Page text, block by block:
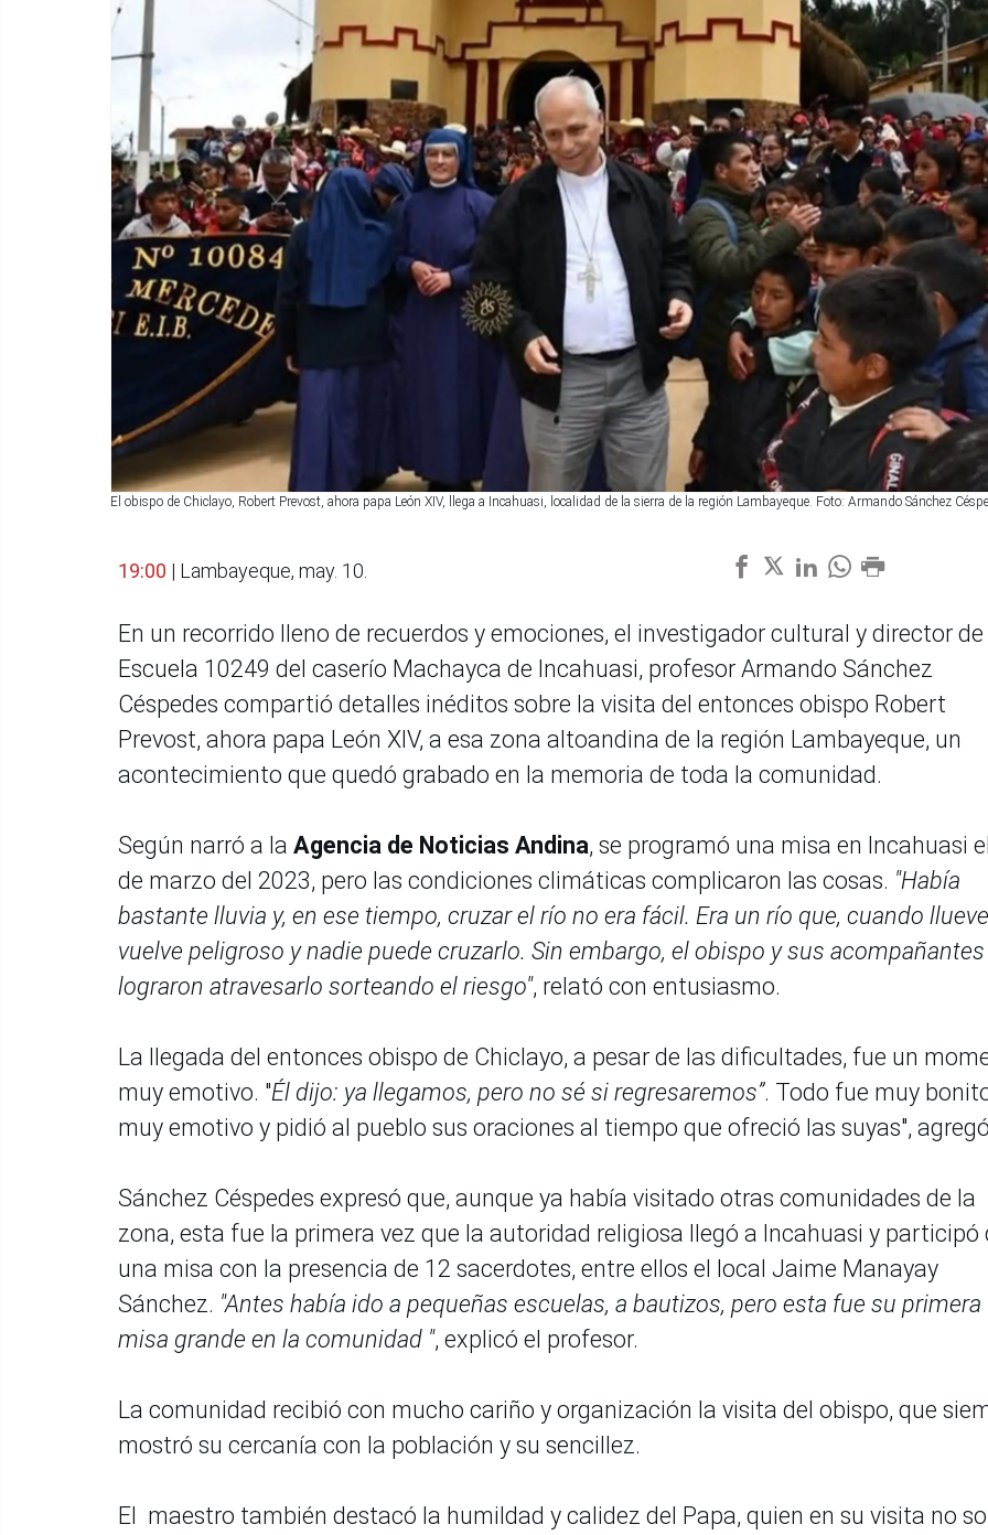
El obispo de Chiclayo, Robert Prevost, ahora papa León XIV, llega a Incahuasi, localidad de la sierra de la región Lambayeque. Foto: Armando Sánchez
19:00 | Lambayeque, may. 10.
En un recorrido lleno de recuerdos y emociones, el investigador cultural y director de
Escuela 10249 del caserío Machayca de Incahuasi, profesor Armando Sánchez
Céspedes compartió detalles inéditos sobre la visita del entonces obispo Robert
Prevost, ahora papa León XIV, a esa zona altoandina de la región Lambayeque, un
acontecimiento que quedó grabado en la memoria de toda la comunidad.
Según narró a la Agencia de Noticias Andina, se programó una misa en Incahuasi
de marzo del 2023, pero las condiciones climáticas complicaron las cosas. "Había
bastante lluvia y, en ese tiempo, cruzar el río no era fácil. Era un río que, cuando
vuelve peligroso y nadie puede cruzarlo. Sin embargo, el obispo y sus acompañantes
lograron atravesarlo sorteando el riesgo", relató con entusiasmo.
La llegada del entonces obispo de Chiclayo, a pesar de las dificultades, fue un
muy emotivo. "Él dijo: ya llegamos, pero no sé si regresaremos”. Todo fue muy
muy emotivo y pidió al pueblo sus oraciones al tiempo que ofreció las suyas",
Sánchez Céspedes expresó que, aunque ya había visitado otras comunidades de la
zona, esta fue la primera vez que la autoridad religiosa llegó a Incahuasi y participó
una misa con la presencia de 12 sacerdotes, entre ellos el local Jaime Manayay
Sánchez. "Antes había ido a pequeñas escuelas, a bautizos, pero esta fue su primera
misa grande en la comunidad ", explicó el profesor.
La comunidad recibió con mucho cariño y organización la visita del obispo, que
mostró su cercanía con la población y su sencillez.
El maestro también destacó la humildad y calidez del Papa, quien en su visita no